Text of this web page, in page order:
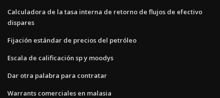
Calculadora de la tasa interna de retorno de flujos de efectivo
dispares
Fijación estándar de precios del petróleo
Escala de calificación sp y moodys
Dar otra palabra para contratar
Warrants comerciales en malasia